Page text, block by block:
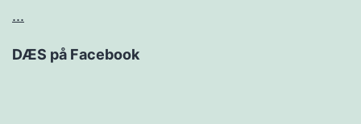
...
DÆS på Facebook